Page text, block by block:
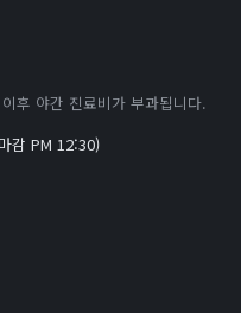
후 야간 진료비가 부과됩니다.
감 PM 12:30)